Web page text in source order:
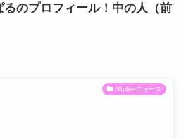
のプロフィール！中の人（前
Vtuberニュース